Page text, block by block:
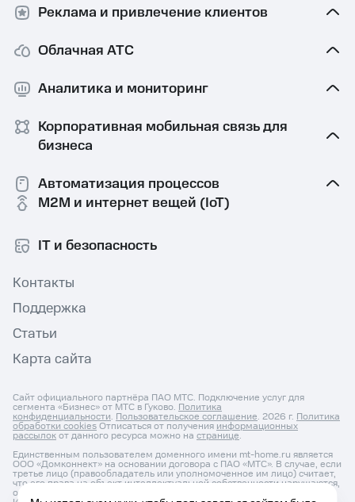
Реклама и привлечение клиентов
Облачная АТС
Аналитика и мониторинг
Корпоративная мобильная связь⁠ для
бизнеса
Автоматизация процессов
M2M и интернет вещей (IoT)
IT и безопасность
Контакты
Поддержка
Статьи
Карта сайта
Сайт официального партнёра ПАО МТС. Подключение услуг для
сегмента «Бизнес» от МТС в Гуково. Политика
конфиденциальности. Пользовательское соглашение. 2026 г. Политика
обработки cookies Отписаться от получения информационных
рассылок от данного ресурса можно на странице.
Единственным пользователем доменного имени mt-home.ru является
ООО «Домконнект» на основании договора с ПАО «МТС». В случае, если
третье лицо (правообладатель или уполномоченное им лицо) считает,
что его права на объект интеллектуальной собственности нарушаются,
он может направить претензию по адресу: ОГРНИП: 1187627031525,